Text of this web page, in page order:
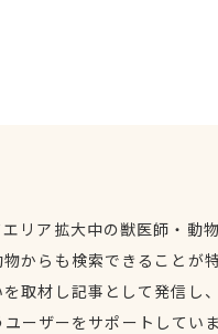
リア拡大中の獣医師・動
からも検索できることが
取材し記事として発信し
ーザーをサポートしてい